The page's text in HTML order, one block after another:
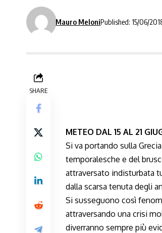
Mauro MeloniPublished: 15/06/
SHARE
METEO DAL 15 AL 21
Si va portando sulla
temporalesche e del
attraversato indisturbata
dalla scarsa tenuta degli
Si susseguono così
attraversando una crisi
diverranno sempre più